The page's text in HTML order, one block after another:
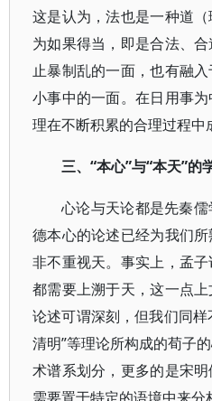
这是认为，法也是一种道
为如果得当，即是合法、
止暴制乱的一面，也有融
小事中的一面。在日用事
理在不断积累的合理过程中
三、“本心”与“本天”的
心论与天论都是先秦
德本心的论述已经为我们
非不重视天。事实上，孟
都需要上溯于天，这一点
论述可谓深刻，但我们同样
清明”等理论所构成的荀子
术谱系划分，更多的是宋